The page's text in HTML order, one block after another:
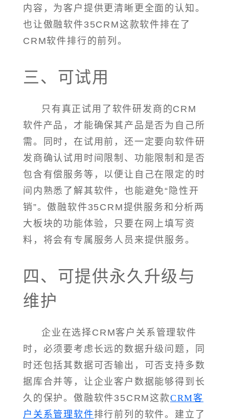
内容，为客户提供更清晰更全面的认知。
也让傲融软件35CRM这款软件排在了
CRM软件排行的前列。
三、可试用
只有真正试用了软件研发商的CRM
软件产品，才能确保其产品是否为自己所
需。同时，在试用前，还一定要向软件研
发商确认试用时间限制、功能限制和是否
包含有偿服务等，以便让自己在限定的时
间内熟悉了解其软件，也能避免“隐性开
销”。傲融软件35CRM提供服务和分析两
大板块的功能体验，只要在网上填写资
料，将会有专属服务人员来提供服务。
四、可提供永久升级与
维护
企业在选择CRM客户关系管理软件
时，必须要考虑长远的数据升级问题，同
时还包括其数据可否输出，可否支持多数
据库合并等，让企业客户数据能够得到长
久的保护。傲融软件35CRM这款CRM客
户关系管理软件排行前列的软件。建立了